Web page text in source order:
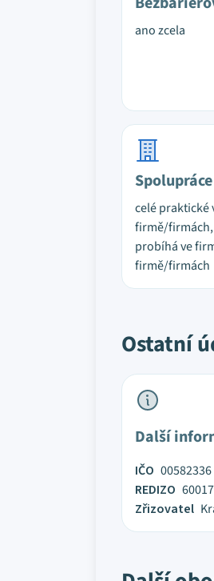
ano zcela
celé praktické
firmě/
probíhá ve
firmě/firmách
Ostatní
Další
IČO 00582336
REDIZO
Zřizovatel